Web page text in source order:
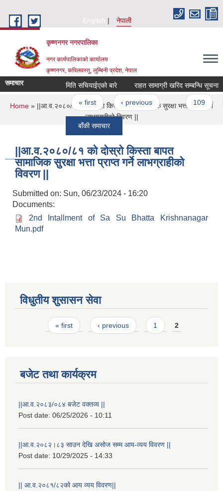
English
नेपाली
कृष्णनगर नगरपालिका
नगर कार्यपालिकाको कार्यालय
कृष्णनगर, कपिलवस्तु, लुम्बिनी प्रदेश, नेपाल
समाचार मिति सचियाईएको बारे राहत सामाग्री खरिद सम्बन्धि सूचना
Pages
« first ‹ previous … 109
बाँकी समाचार
You are here
Home » ||आ.व.२०८०/८१ को दोस्रो किस्ता बापत सामाजिक सुरक्षा भत्ता प्राप्त गर्ने
लाभग्राहीको विवरण ||
||आ.व.२०८०/८१ को दोस्रो किस्ता बापत
सामाजिक सुरक्षा भत्ता प्राप्त गर्ने लाभग्राहीको
विवरण ||
Submitted on: Sun, 06/23/2024 - 16:20
Documents:
2nd Intallment of Sa Su Bhatta Krishnanagar
Mun.pdf
विधुतीय शुसासन सेवा
Pages« first ‹ previous 1 2
बजेट तथा कार्यक्रम
||आ.व.२०८३/०८४ बजेट वक्तव्य ||
Post date: 06/25/2026 - 10:11
||आ.व.२०८२।८३ साउन देखि असोज सम्म आय-व्यय विवरण ||
Post date: 10/29/2025 - 14:33
|| आ.व.२०८१/८२को आय व्यय विवरण||